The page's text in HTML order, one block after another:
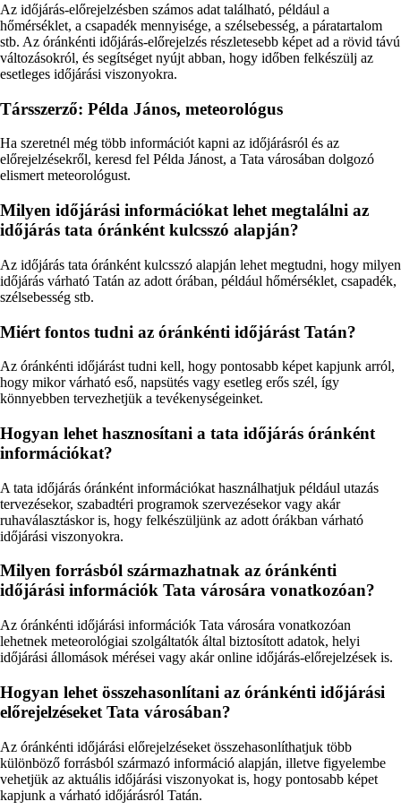
Az időjárás-előrejelzésben számos adat található, például a
hőmérséklet, a csapadék mennyisége, a szélsebesség, a páratartalom
stb. Az óránkénti időjárás-előrejelzés részletesebb képet ad a rövid távú
változásokról, és segítséget nyújt abban, hogy időben felkészülj az
esetleges időjárási viszonyokra.
Társszerző: Példa János, meteorológus
Ha szeretnél még több információt kapni az időjárásról és az
előrejelzésekről, keresd fel Példa Jánost, a Tata városában dolgozó
elismert meteorológust.
Milyen időjárási információkat lehet megtalálni az
időjárás tata óránként kulcsszó alapján?
Az időjárás tata óránként kulcsszó alapján lehet megtudni, hogy milyen
időjárás várható Tatán az adott órában, például hőmérséklet, csapadék,
szélsebesség stb.
Miért fontos tudni az óránkénti időjárást Tatán?
Az óránkénti időjárást tudni kell, hogy pontosabb képet kapjunk arról,
hogy mikor várható eső, napsütés vagy esetleg erős szél, így
könnyebben tervezhetjük a tevékenységeinket.
Hogyan lehet hasznosítani a tata időjárás óránként
információkat?
A tata időjárás óránként információkat használhatjuk például utazás
tervezésekor, szabadtéri programok szervezésekor vagy akár
ruhaválasztáskor is, hogy felkészüljünk az adott órákban várható
időjárási viszonyokra.
Milyen forrásból származhatnak az óránkénti
időjárási információk Tata városára vonatkozóan?
Az óránkénti időjárási információk Tata városára vonatkozóan
lehetnek meteorológiai szolgáltatók által biztosított adatok, helyi
időjárási állomások mérései vagy akár online időjárás-előrejelzések is.
Hogyan lehet összehasonlítani az óránkénti időjárási
előrejelzéseket Tata városában?
Az óránkénti időjárási előrejelzéseket összehasonlíthatjuk több
különböző forrásból származó információ alapján, illetve figyelembe
vehetjük az aktuális időjárási viszonyokat is, hogy pontosabb képet
kapjunk a várható időjárásról Tatán.